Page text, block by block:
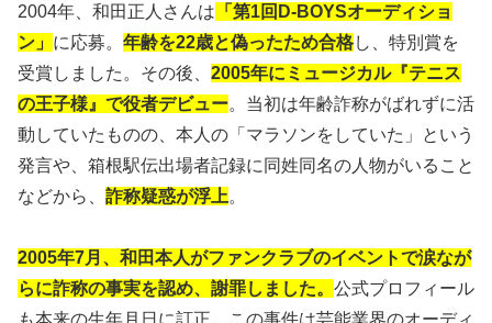
2004年、和田正人さんは 「第1回D-BOYSオーディショ
ン」 に応募。 年齢を22歳と偽ったため合格し、特別賞を
受賞しました。その後、 2005年にミュージカル『テニス
の王子様』で役者デビュー。当初は年齢詐称がばれずに活
動していたものの、本人の「マラソンをしていた」という
発言や、箱根駅伝出場者記録に同姓同名の人物がいること
などから、 詐称疑惑が浮上。
2005年7月、和田本人がファンクラブのイベントで涙なが
らに詐称の事実を認め、謝罪しました。 公式プロフィール